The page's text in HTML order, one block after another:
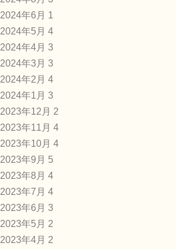
2024年6月 1
2024年5月 4
2024年4月 3
2024年3月 3
2024年2月 4
2024年1月 3
2023年12月 2
2023年11月 4
2023年10月 4
2023年9月 5
2023年8月 4
2023年7月 4
2023年6月 3
2023年5月 2
2023年4月 2